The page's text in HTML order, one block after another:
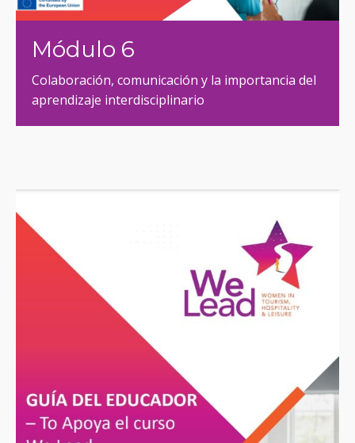
Módulo 6
Colaboración, comunicación y la importancia del
aprendizaje interdisciplinario